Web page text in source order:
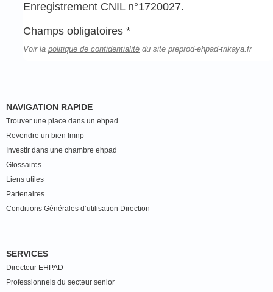
Enregistrement CNIL n°1720027.
Champs obligatoires *
Voir la politique de confidentialité du site preprod-ehpad-trikaya.fr
NAVIGATION RAPIDE
Trouver une place dans un ehpad
Revendre un bien lmnp
Investir dans une chambre ehpad
Glossaires
Liens utiles
Partenaires
Conditions Générales d’utilisation Direction
SERVICES
Directeur EHPAD
Professionnels du secteur senior